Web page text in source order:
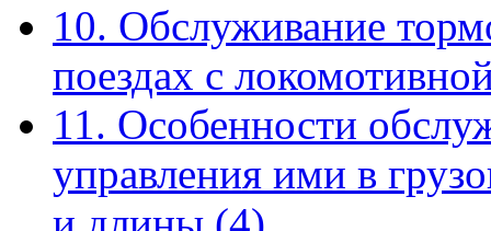
10. Обслуживание
поездах с
11. Особенности
управления ими в